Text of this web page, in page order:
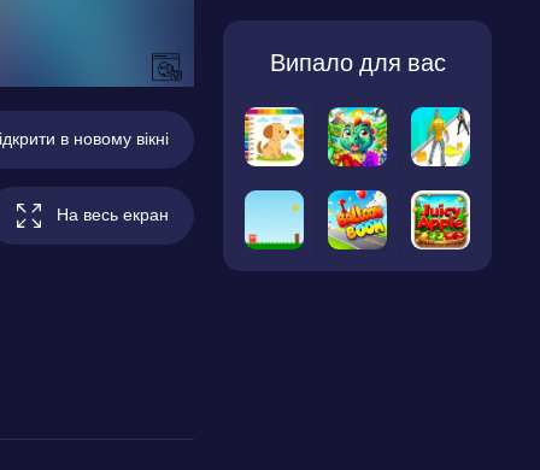
в новому вікні
На весь екран
Випало для вас